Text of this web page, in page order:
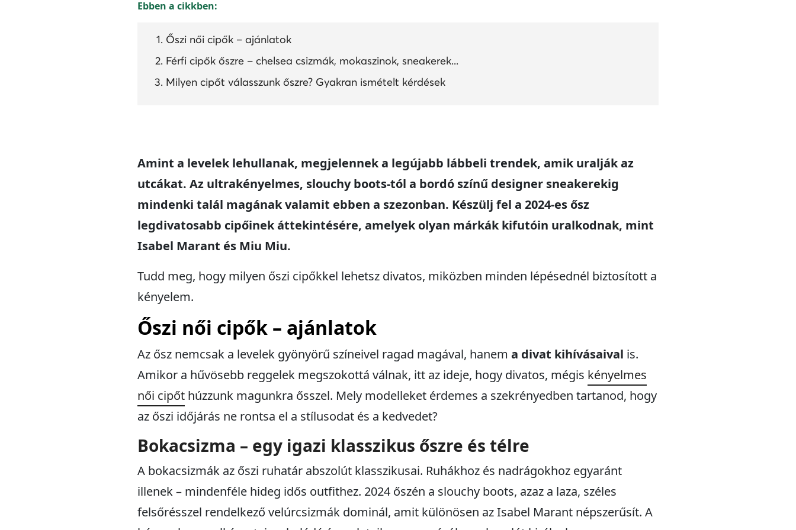
Ebben a cikkben:
Őszi női cipők – ajánlatok
Férfi cipők őszre – chelsea csizmák, mokaszinok, sneakerek...
Milyen cipőt válasszunk őszre? Gyakran ismételt kérdések
Amint a levelek lehullanak, megjelennek a legújabb lábbeli trendek, amik uralják az
utcákat. Az ultrakényelmes, slouchy boots-tól a bordó színű designer sneakerekig
mindenki talál magának valamit ebben a szezonban. Készülj fel a 2024-es ősz
legdivatosabb cipőinek áttekintésére, amelyek olyan márkák kifutóin uralkodnak, mint
Isabel Marant és Miu Miu.
Tudd meg, hogy milyen őszi cipőkkel lehetsz divatos, miközben minden lépésednél biztosított a
kényelem.
Őszi női cipők – ajánlatok
Az ősz nemcsak a levelek gyönyörű színeivel ragad magával, hanem a divat kihívásaival is.
Amikor a hűvösebb reggelek megszokottá válnak, itt az ideje, hogy divatos, mégis kényelmes
női cipőt húzzunk magunkra ősszel. Mely modelleket érdemes a szekrényedben tartanod, hogy
az őszi időjárás ne rontsa el a stílusodat és a kedvedet?
Bokacsizma – egy igazi klasszikus őszre és télre
A bokacsizmák az őszi ruhatár abszolút klasszikusai. Ruhákhoz és nadrágokhoz egyaránt
illenek – mindenféle hideg idős outfithez. 2024 őszén a slouchy boots, azaz a laza, széles
felsőrésszel rendelkező velúrcsizmák dominál, amit különösen az Isabel Marant népszerűsít. A